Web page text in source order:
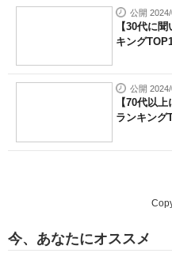
公開
【30代に
キング
公開
【70代以
ランキン
今、あなたにオススメ